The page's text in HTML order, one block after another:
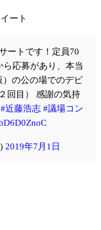
ート
ートです！定員70
応募があり、本当
）の公の場でのデビ
回目） 感謝の気持
#近藤浩志 #議場コン
2019年7月1日